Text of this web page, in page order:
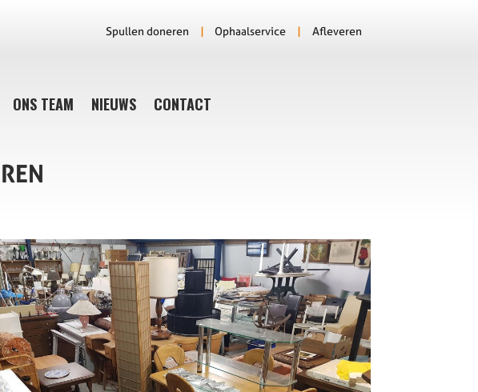
Spullen doneren | Ophaalservice | Afleveren
ONS TEAM NIEUWS CONTACT